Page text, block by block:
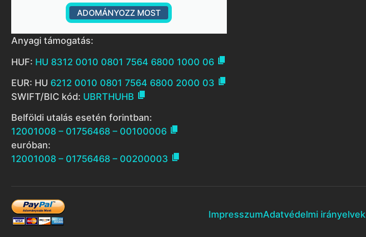
ADOMÁNYOZZ MOST
Anyagi támogatás:
HUF: HU 8312 0010 0801 7564 6800 1000 06 
EUR: HU 6212 0010 0801 7564 6800 2000 03 
SWIFT/BIC kód: UBRTHUHB 
Belföldi utalás esetén forintban:
12001008 – 01756468 – 00100006 
euróban:
12001008 – 01756468 – 00200003 
ImpresszumAdatvédelmi irányelvek